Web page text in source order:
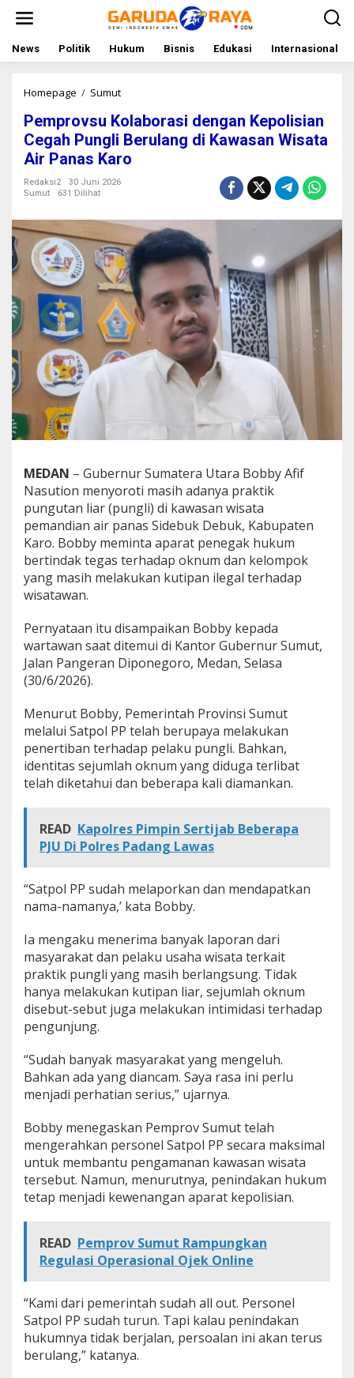
t
News Politik Hukum Bisnis Edukasi Internasional
Homepage / Sumut
m
p
r
o
K
l
a
b
o
r
a
s
i
d
p
o
l
s
i
a
n
a
h
P
i
B
e
r
u
n
g
K
a
s
a
n
W
s
a
A
i
r
a
n
a
K
a
Pemprovsu Kolaborasi dengan Kepolisian
Cegah Pungli Berulang di Kawasan Wisata
Air Panas Karo
Redaksi2
30 Juni 2026
Sumut
631 Dilihat
MEDAN – Gubernur Sumatera Utara Bobby Afif
Nasution menyoroti masih adanya praktik
pungutan liar (pungli) di kawasan wisata
pemandian air panas Sidebuk Debuk, Kabupaten
Karo. Bobby meminta aparat penegak hukum
bertindak tegas terhadap oknum dan kelompok
yang masih melakukan kutipan ilegal terhadap
wisatawan.
Pernyataan itu disampaikan Bobby kepada
wartawan saat ditemui di Kantor Gubernur Sumut,
Jalan Pangeran Diponegoro, Medan, Selasa
(30/6/2026).
Menurut Bobby, Pemerintah Provinsi Sumut
melalui Satpol PP telah berupaya melakukan
penertiban terhadap pelaku pungli. Bahkan,
identitas sejumlah oknum yang diduga terlibat
telah diketahui dan beberapa kali diamankan.
READ Kapolres Pimpin Sertijab Beberapa
PJU Di Polres Padang Lawas
“Satpol PP sudah melaporkan dan mendapatkan
nama-namanya,’ kata Bobby.
Ia mengaku menerima banyak laporan dari
masyarakat dan pelaku usaha wisata terkait
praktik pungli yang masih berlangsung. Tidak
hanya melakukan kutipan liar, sejumlah oknum
disebut-sebut juga melakukan intimidasi terhadap
pengunjung.
“Sudah banyak masyarakat yang mengeluh.
Bahkan ada yang diancam. Saya rasa ini perlu
menjadi perhatian serius,” ujarnya.
Bobby menegaskan Pemprov Sumut telah
mengerahkan personel Satpol PP secara maksimal
untuk membantu pengamanan kawasan wisata
tersebut. Namun, menurutnya, penindakan hukum
tetap menjadi kewenangan aparat kepolisian.
READ Pemprov Sumut Rampungkan
Regulasi Operasional Ojek Online
“Kami dari pemerintah sudah all out. Personel
Satpol PP sudah turun. Tapi kalau penindakan
hukumnya tidak berjalan, persoalan ini akan terus
berulang,” katanya.